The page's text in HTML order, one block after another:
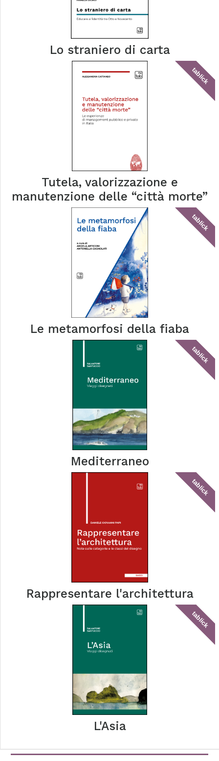
Lo straniero di carta
tablick
Tutela, valorizzazione e
manutenzione delle “città morte”
tablick
Le metamorfosi della fiaba
tablick
Mediterraneo
tablick
Rappresentare l'architettura
tablick
L'Asia